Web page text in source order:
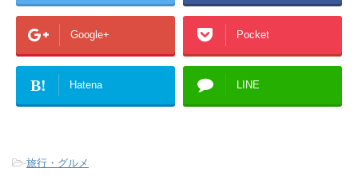
Google+ Pocket
B! Hatena LINE
-旅行・グルメ